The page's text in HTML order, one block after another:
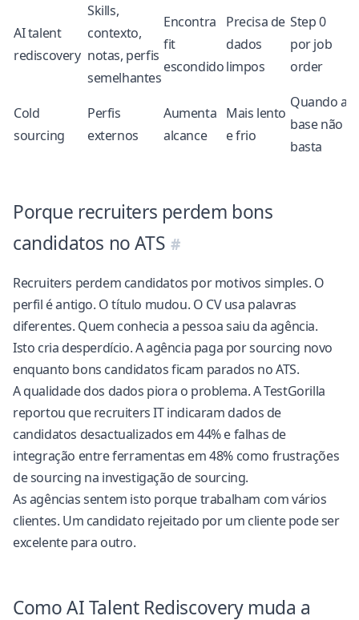
AI talent
rediscovery
Skills,
contexto,
notas, perfis
semelhantes
Encontra
fit
escondido
Precisa de
dados
limpos
Step 0
por job
order
Cold
sourcing
Perfis
externos
Aumenta
alcance
Mais lento
e frio
Quando a
base não
basta
Porque recruiters perdem bons
candidatos no ATS
Recruiters perdem candidatos por motivos simples. O
perfil é antigo. O título mudou. O CV usa palavras
diferentes. Quem conhecia a pessoa saiu da agência.
Isto cria desperdício. A agência paga por sourcing novo
enquanto bons candidatos ficam parados no ATS.
A qualidade dos dados piora o problema. A TestGorilla
reportou que recruiters IT indicaram dados de
candidatos desactualizados em 44% e falhas de
integração entre ferramentas em 48% como frustrações
de sourcing na investigação de sourcing.
As agências sentem isto porque trabalham com vários
clientes. Um candidato rejeitado por um cliente pode ser
excelente para outro.
Como AI Talent Rediscovery muda a